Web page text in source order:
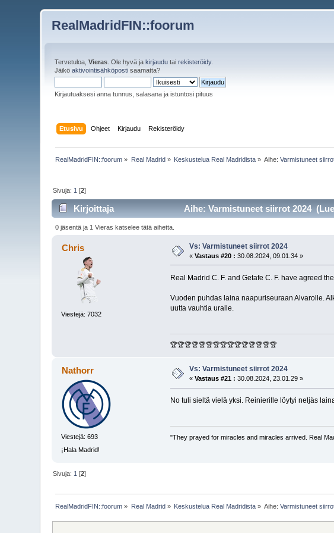
RealMadridFIN::foorum
Tervetuloa,Vieras . Ole hyvä jakirjaudu tairekisteröidy.
Jäiköaktivointisähköposti saamatta?
Kirjautuaksesi anna tunnus, salasana ja istuntosi pituus
Etusivu Ohjeet Kirjaudu Rekisteröidy
RealMadridFIN::foorum » Real Madrid» Keskustelua Real Madridista » Aihe:Varmistuneet
Sivuja: 1 [2]
Kirjoittaja Aihe: Varmistuneet siirrot 2024
0 jäsentä ja 1 Vieras katselee tätä aihetta.
Chris
Viestejä: 7032
Vs: Varmistuneet siirrot 2024
«Vastaus #20 : 30.08.2024, 09.01.34 »
Real Madrid C. F. and Getafe C. F. have agreed
Vuoden puhdas laina naapuriseuraan Alvarolle.
uutta vauhtia uralle.
🏆🏆🏆🏆🏆🏆🏆🏆🏆🏆🏆🏆🏆🏆🏆
Nathorr
Viestejä: 693
¡Hala Madrid!
Vs: Varmistuneet siirrot 2024
«Vastaus #21 : 30.08.2024, 23.01.29 »
No tuli sieltä vielä yksi. Reinierille löytyi neljäs
"They prayed for miracles and miracles arrived. Real
Sivuja: 1 [2]
RealMadridFIN::foorum » Real Madrid» Keskustelua Real Madridista » Aihe:Varmistuneet